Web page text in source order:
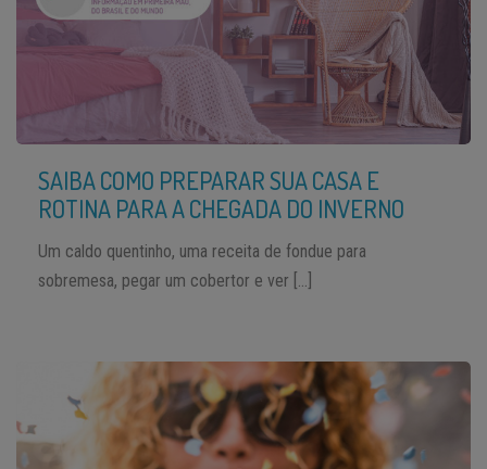
SAIBA COMO PREPARAR SUA CASA E
ROTINA PARA A CHEGADA DO INVERNO
Um caldo quentinho, uma receita de fondue para
sobremesa, pegar um cobertor e ver […]